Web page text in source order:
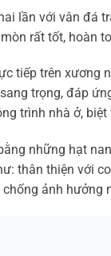
lần với vân đá
rất tốt, hoàn
tiếp trên xương
trọng, đáp
trình nhà ở,
những hạt
thân thiện với
ảnh hưởng